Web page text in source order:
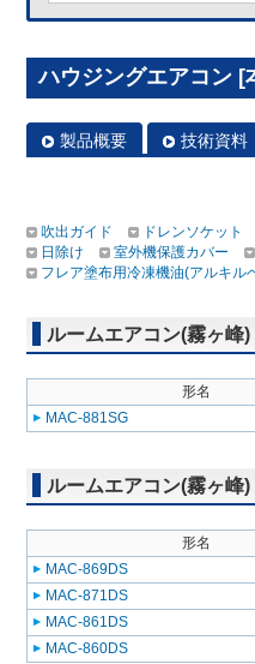
ハウジングエアコン [
製品概要 技術資料
吹出ガイド ドレンソケット
日除け
室外機保護カバー
フレア塗布用冷凍機油(アルキル
ルームエアコン(霧ヶ峰
形名
MAC-881SG
ルームエアコン(霧ヶ峰
形名
MAC-869DS
MAC-871DS
MAC-861DS
MAC-860DS